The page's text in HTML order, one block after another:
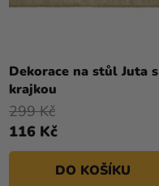
Dekorace na stůl Juta s
krajkou
116 Kč
299 Kč
DO KOŠÍKU